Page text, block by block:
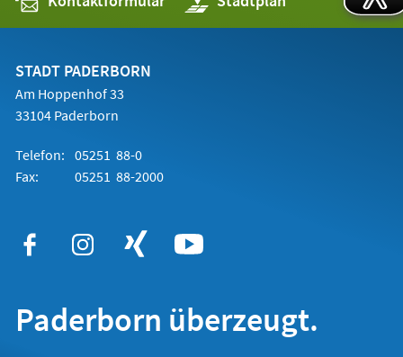
in
einem
STADT PADERBORN
Am Hoppenhof 33
33104 Paderborn
Telefon: 05251 88-0
Fax:
05251 88-2000
Paderborn überzeugt.